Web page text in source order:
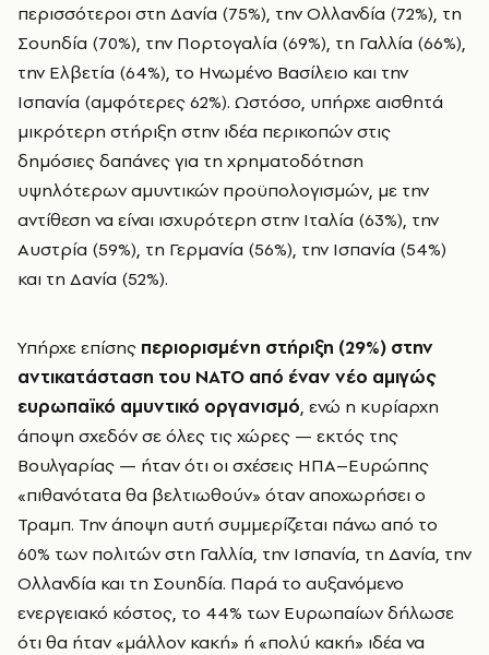
περισσότεροι στη Δανία (75%), την Ολλανδία (72%), τη
Σουηδία (70%), την Πορτογαλία (69%), τη Γαλλία (66%),
την Ελβετία (64%), το Ηνωμένο Βασίλειο και την
Ισπανία (αμφότερες 62%). Ωστόσο, υπήρχε αισθητά
μικρότερη στήριξη στην ιδέα περικοπών στις
δημόσιες δαπάνες για τη χρηματοδότηση
υψηλότερων αμυντικών προϋπολογισμών, με την
αντίθεση να είναι ισχυρότερη στην Ιταλία (63%), την
Αυστρία (59%), τη Γερμανία (56%), την Ισπανία (54%)
και τη Δανία (52%).
Υπήρχε επίσης περιορισμένη στήριξη (29%) στην
αντικατάσταση του ΝΑΤΟ από έναν νέο αμιγώς
ευρωπαϊκό αμυντικό οργανισμό, ενώ η κυρίαρχη
άποψη σχεδόν σε όλες τις χώρες — εκτός της
Βουλγαρίας — ήταν ότι οι σχέσεις ΗΠΑ–Ευρώπης
«πιθανότατα θα βελτιωθούν» όταν αποχωρήσει ο
Τραμπ. Την άποψη αυτή συμμερίζεται πάνω από το
60% των πολιτών στη Γαλλία, την Ισπανία, τη Δανία, την
Ολλανδία και τη Σουηδία. Παρά το αυξανόμενο
ενεργειακό κόστος, το 44% των Ευρωπαίων δήλωσε
ότι θα ήταν «μάλλον κακή» ή «πολύ κακή» ιδέα να